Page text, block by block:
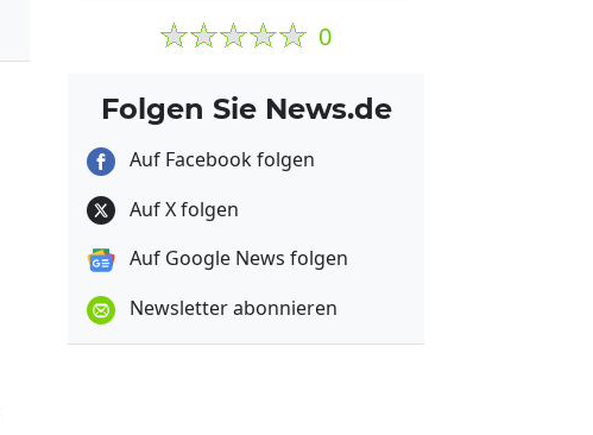
0
Folgen Sie News.de
Auf Facebook folgen
Auf X folgen
Auf Google News folgen
Newsletter abonnieren